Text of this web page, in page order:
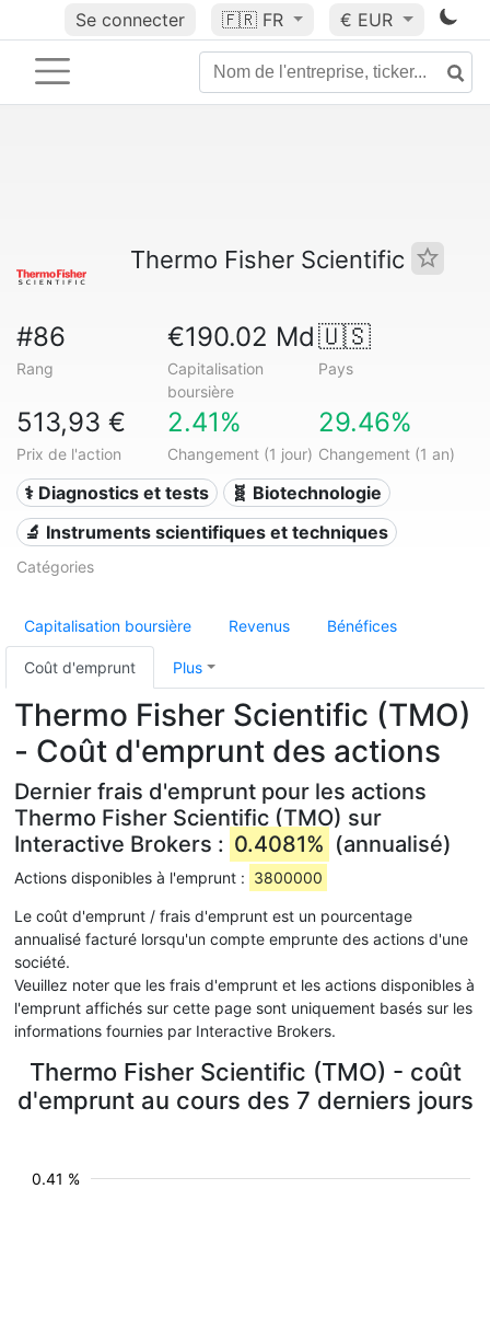
Se connecter 🇫🇷 FR € EUR
Thermo Fisher Scientific
#86
Rang
€190.02 Md
Capitalisation
boursière
🇺🇸
Pays
513,93 €
Prix de l'action
2.41%
Changement (1 jour)
29.46%
Changement (1 an)
⚕️ Diagnostics et tests
🧬 Biotechnologie
🔬 Instruments scientifiques et techniques
Catégories
Capitalisation boursière Revenus Bénéfices
Coût d'emprunt Plus
Thermo Fisher Scientific (TMO)
- Coût d'emprunt des actions
Dernier frais d'emprunt pour les actions
Thermo Fisher Scientific (TMO) sur
Interactive Brokers : 0.4081% (annualisé)
Actions disponibles à l'emprunt : 3800000
Le coût d'emprunt / frais d'emprunt est un pourcentage
annualisé facturé lorsqu'un compte emprunte des actions d'une
société.
Veuillez noter que les frais d'emprunt et les actions disponibles à
l'emprunt affichés sur cette page sont uniquement basés sur les
informations fournies par Interactive Brokers.
Thermo Fisher Scientific (TMO) - coût
d'emprunt au cours des 7 derniers jours
0.41 %